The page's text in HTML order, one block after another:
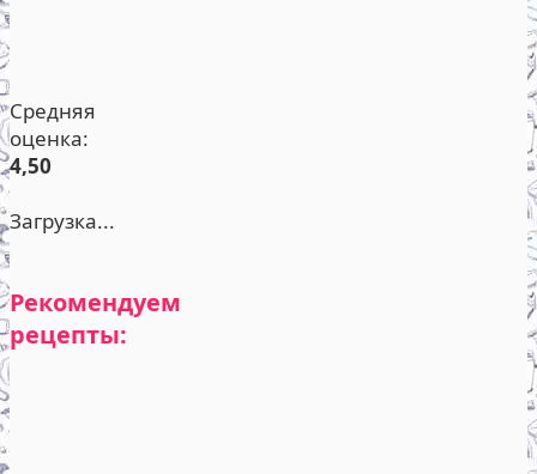
Средняя
оценка:
4,50
Загрузка...
Рекомендуем
рецепты: